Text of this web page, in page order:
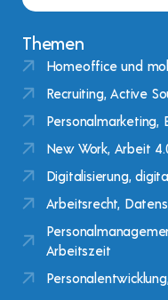
Themen
Homeoffice und
Recruiting, Active
Personalmarketing,
New Work, Arbeit
Digitalisierung,
Arbeitsrecht,
Arbeitszeit